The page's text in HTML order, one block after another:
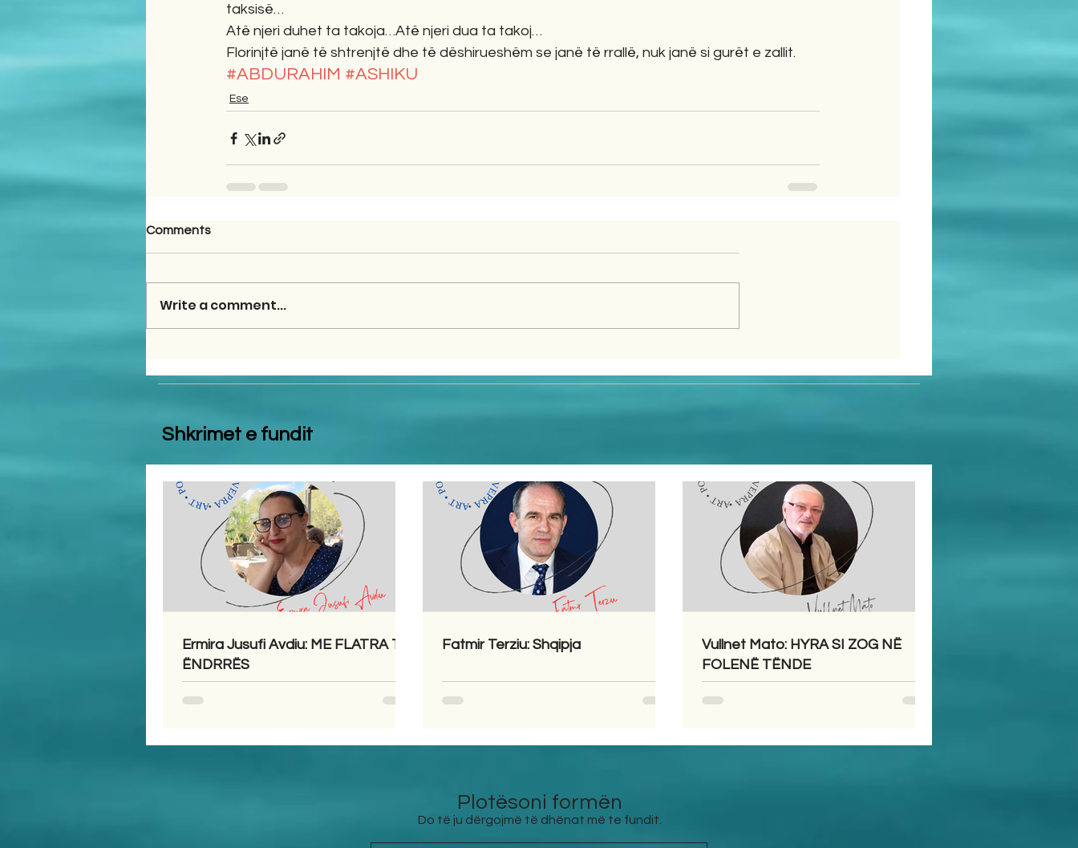
taksisë…
Atë njeri duhet ta takoja…Atë njeri dua ta takoj…
Florinjtë janë të shtrenjtë dhe të dëshirueshëm se janë të rrallë, nuk janë si gurët e zallit.
#ABDURAHIM #ASHIKU
Ese
Comments
Write a comment...
Shkrimet e fundit
Ermira Jusufi Avdiu: ME FLATRA TË
ËNDRRËS
Fatmir Terziu: Shqipja
Vullnet Mato: HYRA SI ZOG NË
FOLENË TËNDE
Plotësoni formën
Do të ju dërgojmë të dhënat më te fundit.